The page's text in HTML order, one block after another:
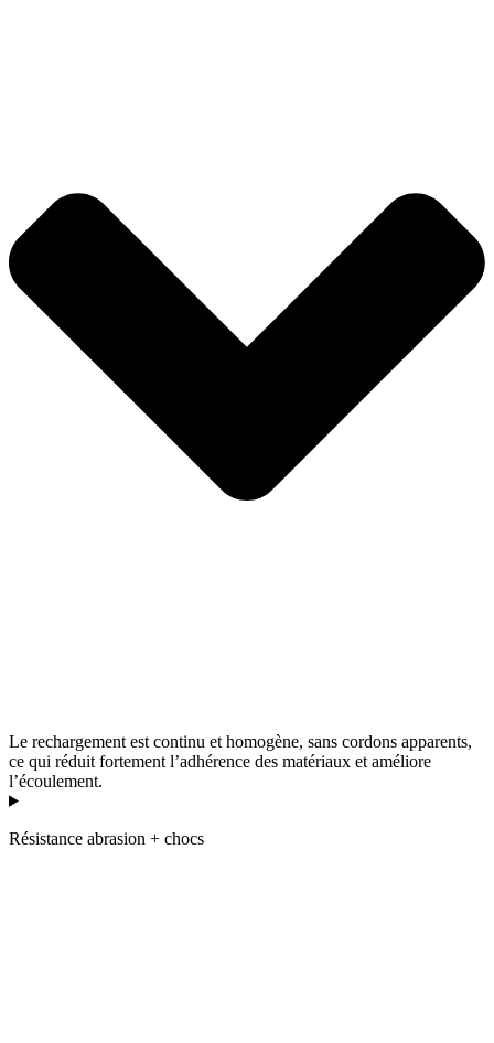
Le rechargement est continu et homogène, sans cordons apparents,
ce qui réduit fortement l’adhérence des matériaux et améliore
l’écoulement.
Résistance abrasion + chocs